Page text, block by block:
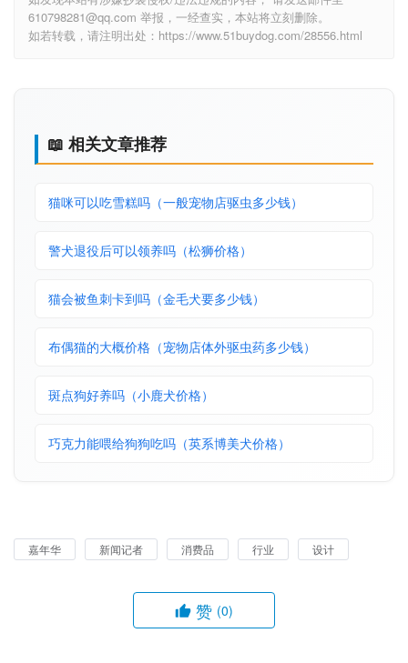
610798281@qq.com 举报，一经查实，本站将立刻删除。
如若转载，请注明出处：https://www.51buydog.com/28556.html
📖 相关文章推荐
猫咪可以吃雪糕吗（一般宠物店驱虫多少钱）
警犬退役后可以领养吗（松狮价格）
猫会被鱼刺卡到吗（金毛犬要多少钱）
布偶猫的大概价格（宠物店体外驱虫药多少钱）
斑点狗好养吗（小鹿犬价格）
巧克力能喂给狗狗吃吗（英系博美犬价格）
嘉年华 新闻记者 消费品 行业 设计
赞 (0)